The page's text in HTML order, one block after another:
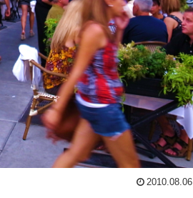
2010.08.06